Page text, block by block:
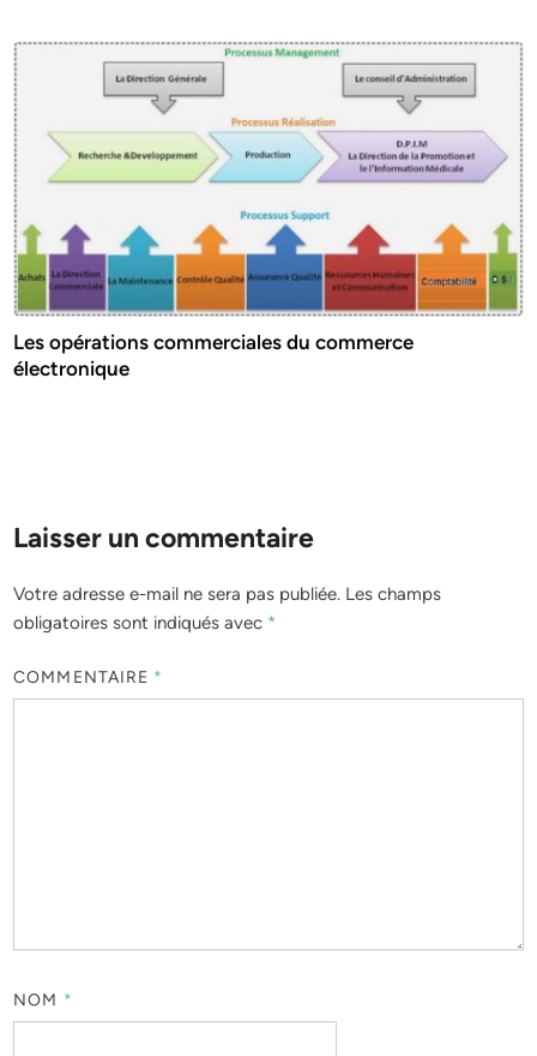
Les opérations commerciales du commerce
électronique
Laisser un commentaire
Votre adresse e-mail ne sera pas publiée. Les champs
obligatoires sont indiqués avec *
COMMENTAIRE *
NOM *